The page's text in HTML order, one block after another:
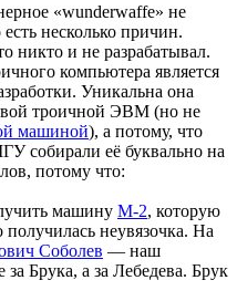
«wunderwaffe» не
несколько причин.
никто и не разрабатывал.
компьютера является
Уникальна она
троичной ЭВМ (но не
машиной), а потому, что
собирали её буквально на
потому что:
машину М-2, которую
неувязочка. На
Соболев — наш
Брука, а за Лебедева. Брук